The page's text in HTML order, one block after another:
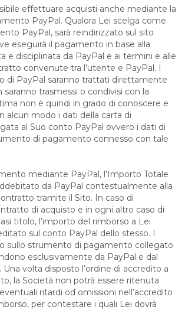
effettuare acquisti anche mediante la
PayPal. Qualora Lei scelga come
PayPal, sarà reindirizzato sul sito
eseguirà il pagamento in base alla
e disciplinata da PayPal e ai termini e alle
convenute tra l’utente e PayPal. I
di PayPal saranno trattati direttamente
saranno trasmessi o condivisi con la
non è quindi in grado di conoscere e
alcun modo i dati della carta di
al Suo conto PayPal ovvero i dati di
di pagamento connesso con tale
mediante PayPal, l’Importo Totale
da PayPal contestualmente alla
tramite il Sito. In caso di
di acquisto e in ogni altro caso di
titolo, l’importo del rimborso a Lei
sul conto PayPal dello stesso. I
sullo strumento di pagamento collegato
esclusivamente da PayPal e dal
Una volta disposto l’ordine di accredito a
la Società non potrà essere ritenuta
ritardi od omissioni nell’accredito
per contestare i quali Lei dovrà